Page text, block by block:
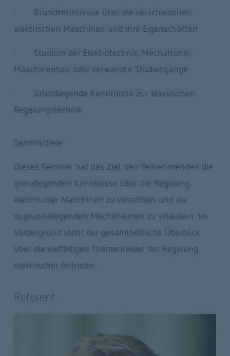
·       Grundkenntnisse über die verschiedenen
elektrischen Maschinen und ihre Eigenschaften
·       Studium der Elektrotechnik, Mechatronik,
Maschinenbau oder verwandte Studiengänge
·       Grundlegende Kenntnisse zur klassischen
Regelungstechnik
Seminarziele
Dieses Seminar hat das Ziel, den Teilnehmenden die
grundlegenden Kenntnisse über die Regelung
elektrischer Maschinen zu vermitteln und die
zugrundeliegenden Mechanismen zu erläutern. Im
Vordergrund steht der gesamtheitliche Überblick
über die vielfältigen Themenfelder der Regelung
elektrischer Antriebe.
Referent